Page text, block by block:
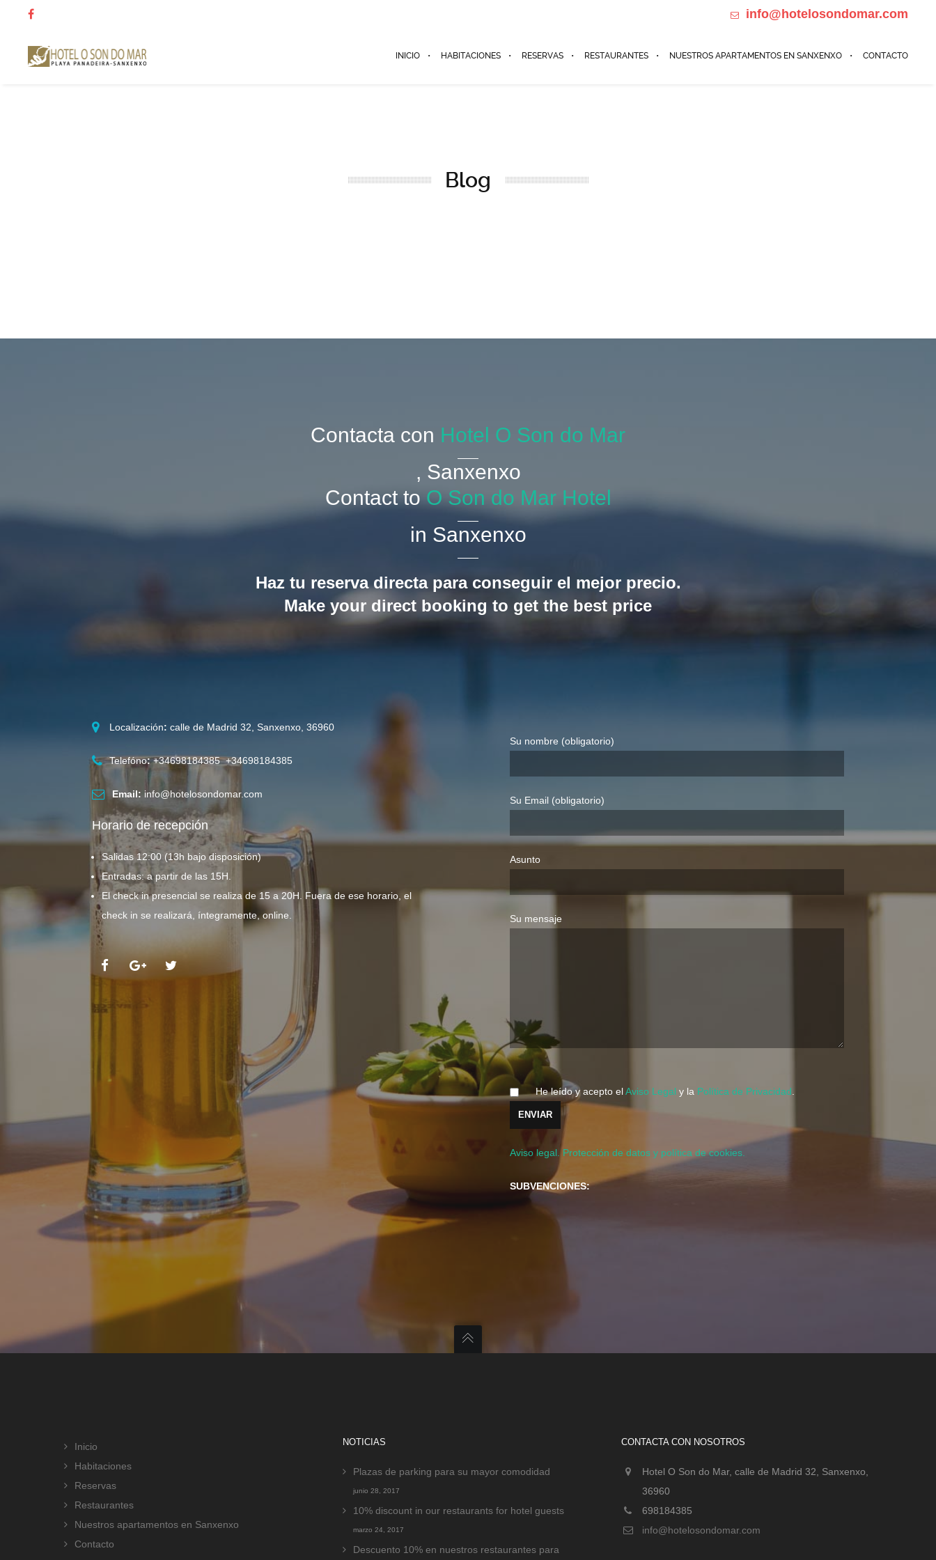
info@hotelosondomar.com
INICIO HABITACIONES RESERVAS RESTAURANTES NUESTROS APARTAMENTOS EN SANXENXO CONTACTO
Blog
Contacta con Hotel O Son do Mar
, Sanxenxo
Contact toO Son do Mar Hotel
in Sanxenxo
Haz tu reserva directa para conseguir el mejor precio.
Make your direct booking to get the best price
Localización: calle de Madrid 32, Sanxenxo, 36960
Telefóno:+34698184385 +34698184385
Email: info@hotelosondomar.com
Horario de recepción
Salidas 12:00 (13h bajo disposición)
Entradas: a partir de las 15H.
El check in presencial se realiza de 15 a 20H. Fuera de ese horario, el
check in se realizará, íntegramente, online.
Su nombre (obligatorio)
Su Email (obligatorio)
Asunto
Su mensaje
He leído y acepto elAviso Legal y la Política de Privacidad
Aviso legal. Protección de datos y política de cookies.
SUBVENCIONES:
Inicio
Habitaciones
Reservas
Restaurantes
Nuestros apartamentos en Sanxenxo
Contacto
NOTICIAS
Plazas de parking para su mayor comodidad
junio 28, 2017
10% discount in our restaurants for hotel guests
marzo 24, 2017
Descuento 10% en nuestros restaurantes para
CONTACTA CON NOSOTROS
Hotel O Son do Mar, calle de Madrid 32, Sanxenxo,
36960
698184385
info@hotelosondomar.com